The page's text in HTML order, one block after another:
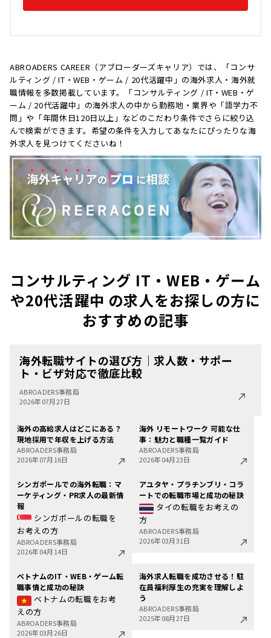
ABROADERS CAREER（アブローダーズキャリア）では、「コンサ
ルティング / IT・WEB・ゲーム / 20代活躍中」の海外求人・海外就
職情報を多数掲載しています。「コンサルティング / IT・WEB・ゲ
ーム / 20代活躍中」の海外求人の中から勤務地・業界や「語学力不
問」や「年間休日120日以上」などのこだわり条件でさらに絞り込
んで検索ができます。希望の条件を入力してあなたにぴったりな海
外求人を見つけてくださいね！
コンサルティング IT・WEB・ゲーム
や20代活躍中 の求人をお探しの方に
おすすめの記事
海外転職サイトの選び方｜求人数・サポー
ト・ビザ対応で徹底比較
ABROADERS事務局
2026年07月27日
海外の高給求人はどこにある？
現地採用で年収を上げる方法
ABROADERS事務局
2026年07月16日
海外 リモートワーク 可能な仕
事：魅力と職種一覧ガイド
ABROADERS事務局
2026年04月23日
シンガポールでの海外転職：マ
ーケティング・PR求人の最新情
報
シンガポールの転職を
お考えの方
ABROADERS事務局
2026年04月14日
アユタヤ・プラチンブリ・コラ
ートでの転職市場と成功の秘訣
タイの転職をお考えの
方
ABROADERS事務局
2026年03月31日
ベトナムのIT・WEB・ゲーム転
職事情と成功の秘訣
ベトナムの転職をお考
えの方
ABROADERS事務局
2026年03月26日
海外求人転職を成功させる！駐
在員福利厚生の充実を理解しよ
う
ABROADERS事務局
2025年08月27日